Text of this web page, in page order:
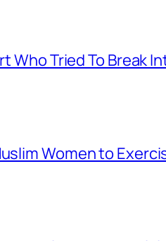
Who Tried To Break
Women to